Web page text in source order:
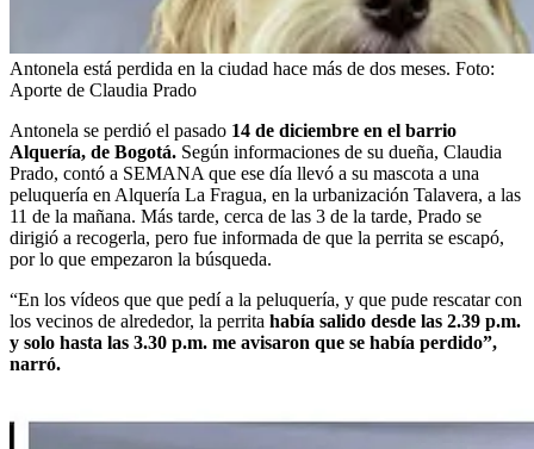
Antonela está perdida en la ciudad hace más de dos meses. Foto:
Aporte de Claudia Prado
Antonela se perdió el pasado 14 de diciembre en el barrio
Alquería, de Bogotá. Según informaciones de su dueña, Claudia
Prado, contó a SEMANA que ese día llevó a su mascota a una
peluquería en Alquería La Fragua, en la urbanización Talavera, a las
11 de la mañana. Más tarde, cerca de las 3 de la tarde, Prado se
dirigió a recogerla, pero fue informada de que la perrita se escapó,
por lo que empezaron la búsqueda.
“En los vídeos que que pedí a la peluquería, y que pude rescatar con
los vecinos de alrededor, la perrita había salido desde las 2.39 p.m.
y solo hasta las 3.30 p.m. me avisaron que se había perdido”,
narró.